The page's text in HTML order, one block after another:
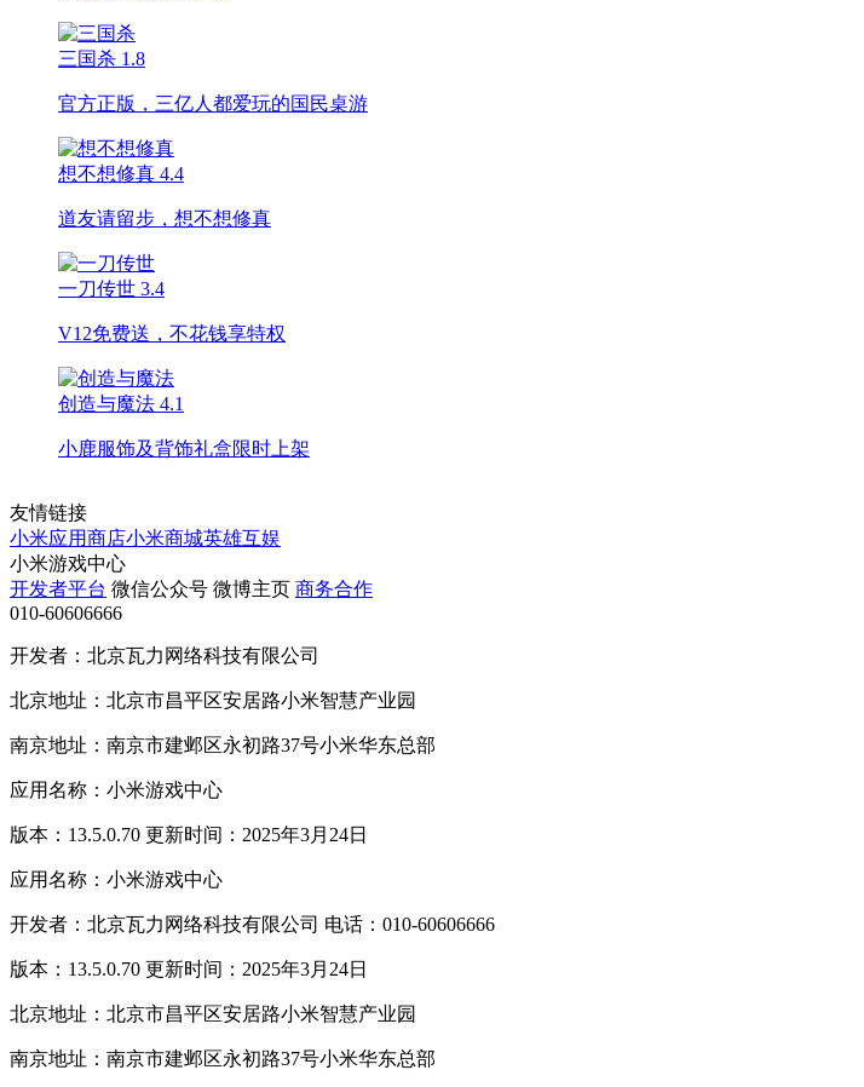
三国杀 1.8
官方正版，三亿人都爱玩的国民桌游
想不想修真 4.4
道友请留步，想不想修真
一刀传世 3.4
V12免费送，不花钱享特权
创造与魔法 4.1
小鹿服饰及背饰礼盒限时上架
友情链接
小米应用商店小米商城英雄互娱
小米游戏中心
开发者平台 微信公众号 微博主页 商务合作
010-60606666
开发者：北京瓦力网络科技有限公司
北京地址：北京市昌平区安居路小米智慧产业园
南京地址：南京市建邺区永初路37号小米华东总部
应用名称：小米游戏中心
版本：13.5.0.70 更新时间：2025年3月24日
应用名称：小米游戏中心
开发者：北京瓦力网络科技有限公司 电话：010-60606666
版本：13.5.0.70 更新时间：2025年3月24日
北京地址：北京市昌平区安居路小米智慧产业园
南京地址：南京市建邺区永初路37号小米华东总部